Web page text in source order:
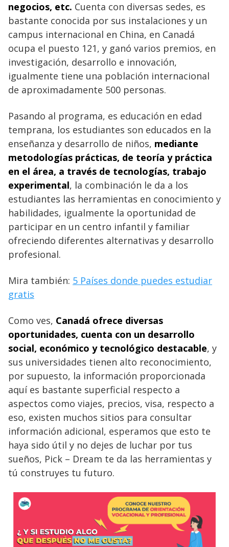
negocios, etc. Cuenta con diversas sedes, es
bastante conocida por sus instalaciones y un
campus internacional en China, en Canadá
ocupa el puesto 121, y ganó varios premios, en
investigación, desarrollo e innovación,
igualmente tiene una población internacional
de aproximadamente 500 personas.
Pasando al programa, es educación en edad
temprana, los estudiantes son educados en la
enseñanza y desarrollo de niños, mediante
metodologías prácticas, de teoría y práctica
en el área, a través de tecnologías, trabajo
experimental, la combinación le da a los
estudiantes las herramientas en conocimiento y
habilidades, igualmente la oportunidad de
participar en un centro infantil y familiar
ofreciendo diferentes alternativas y desarrollo
profesional.
Mira también: 5 Países donde puedes estudiar
gratis
Como ves, Canadá ofrece diversas
oportunidades, cuenta con un desarrollo
social, económico y tecnológico destacable, y
sus universidades tienen alto reconocimiento,
por supuesto, la información proporcionada
aquí es bastante superficial respecto a
aspectos como viajes, precios, visa, respecto a
eso, existen muchos sitios para consultar
información adicional, esperamos que esto te
haya sido útil y no dejes de luchar por tus
sueños, Pick – Dream te da las herramientas y
tú construyes tu futuro.